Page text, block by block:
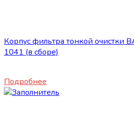
Корпус фильтра тонкой очистки
1041 (в сборе)
Подробнее